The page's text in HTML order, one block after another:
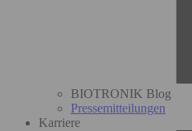
BIOTRONIK Blog
Pressemitteilungen
Karriere